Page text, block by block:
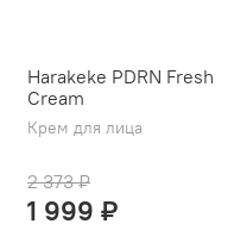
Harakeke PDRN Fresh
Cream
Крем для лица
2 373 ₽
1 999 ₽